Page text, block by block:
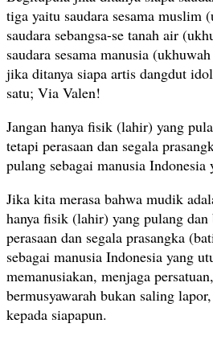
tiga yaitu saudara sesama muslim
saudara sebangsa-se tanah air
saudara sesama manusia
jika ditanya siapa artis dangdut
satu; Via Valen!
Jangan hanya fisik (lahir) yang
tetapi perasaan dan segala
pulang sebagai manusia Indonesia
Jika kita merasa bahwa mudik
hanya fisik (lahir) yang pulang
perasaan dan segala prasangka
sebagai manusia Indonesia yang
memanusiakan, menjaga
bermusyawarah bukan saling
kepada siapapun.